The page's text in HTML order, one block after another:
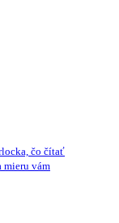
čo čítať
mieru vám